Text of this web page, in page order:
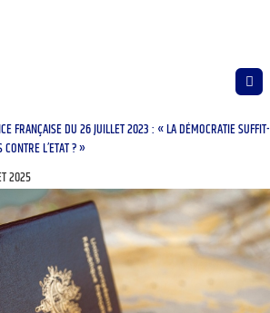
FRANÇAISE DU 26 JUILLET 2023 : « LA DÉMOCRATIE SUFFIT-
L’ETAT ? »
2025